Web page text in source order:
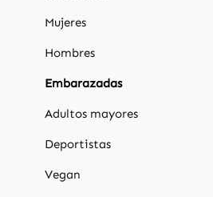
Mujeres
Hombres
Embarazadas
Adultos mayores
Deportistas
Vegan